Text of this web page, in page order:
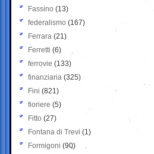
Fassino (13)
federalismo (167)
Ferrara (21)
Ferretti (6)
ferrovie (133)
finanziaria (325)
Fini (821)
fioriere (5)
Fitto (27)
Fontana di Trevi (1)
Formigoni (90)